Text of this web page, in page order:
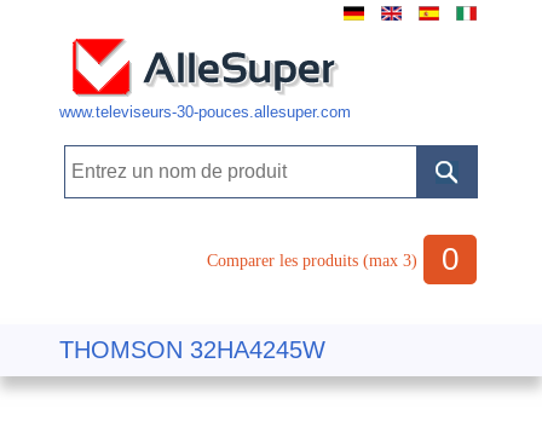
www.televiseurs-30-pouces.allesuper.com
Comparer les produits (max 3) 0
THOMSON 32HA4245W